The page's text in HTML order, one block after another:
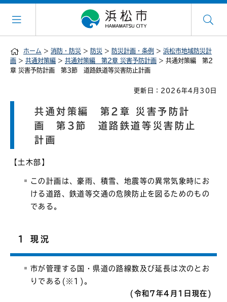
ホーム > 消防・防災 > 防災 > 防災計画・条例 > 浜松市地域防災計
画 > 共通対策編 > 共通対策編 第2章 災害予防計画 > 共通対策編 第2
章 災害予防計画 第3節 道路鉄道等災害防止計画
更新日：2026年4月30日
共通対策編 第2章 災害予防計
画 第3節 道路鉄道等災害防止
計画
【土木部】
この計画は、豪雨、積雪、地震等の異常気象時にお
ける道路、鉄道等交通の危険防止を図るためのもの
である。
1 現況
市が管理する国・県道の路線数及び延長は次のとお
りである(※1)。
(令和7年4月1日現在)